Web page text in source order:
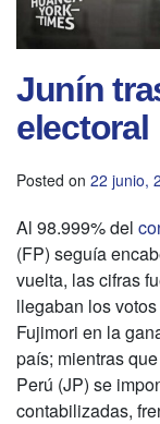
Junín
electoral
Posted on 22 junio,
Al 98.999% del
(FP) seguía
vuelta, las cifras
llegaban los
Fujimori en la
país; mientras
Perú (JP) se
contabilizadas,